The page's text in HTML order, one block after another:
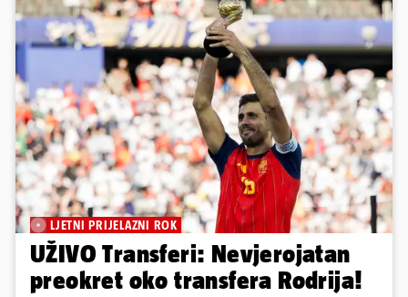
LJETNI PRIJELAZNI ROK
UŽIVO Transferi: Nevjerojatan
preokret oko transfera Rodrija!